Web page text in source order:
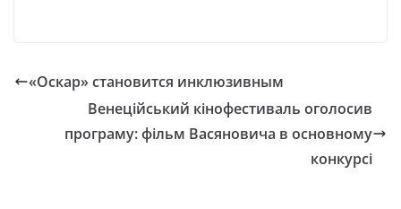
«Оскар» становится инклюзивным
Венеційський кінофестиваль оголосив
програму: фільм Васяновича в основному
конкурсі